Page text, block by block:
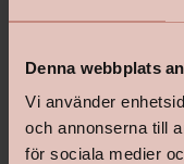
Denna webbplats
Vi använder
och annonserna till
för sociala medier
Gammeldags Trallsåpa
Ofärgad
2,5L